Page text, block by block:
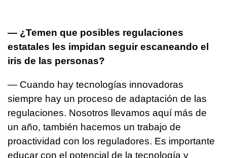
— ¿Temen que posibles regulaciones
estatales les impidan seguir escaneando el
iris de las personas?
— Cuando hay tecnologías innovadoras
siempre hay un proceso de adaptación de las
regulaciones. Nosotros llevamos aquí más de
un año, también hacemos un trabajo de
proactividad con los reguladores. Es importante
educar con el potencial de la tecnología y